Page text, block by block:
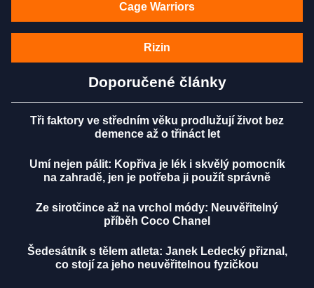
Cage Warriors
Rizin
Doporučené články
Tři faktory ve středním věku prodlužují život bez
demence až o třináct let
Umí nejen pálit: Kopřiva je lék i skvělý pomocník
na zahradě, jen je potřeba ji použít správně
Ze sirotčince až na vrchol módy: Neuvěřitelný
příběh Coco Chanel
Šedesátník s tělem atleta: Janek Ledecký přiznal,
co stojí za jeho neuvěřitelnou fyzičkou